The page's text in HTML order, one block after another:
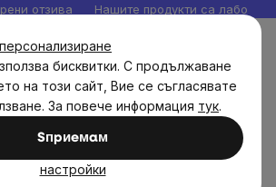
бисквитки. С продължаване
на този сайт, Вие се съгласявате
За повече информация тук.
Sпpиeмaм
настройки
отзива Нашите продукти са
здравето